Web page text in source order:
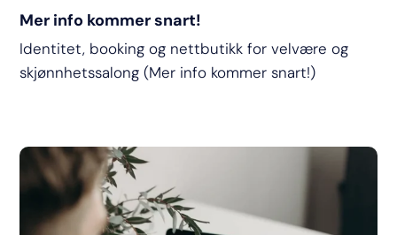
Mer info kommer snart!
Identitet, booking og nettbutikk for velvære og
skjønnhetssalong (Mer info kommer snart!)